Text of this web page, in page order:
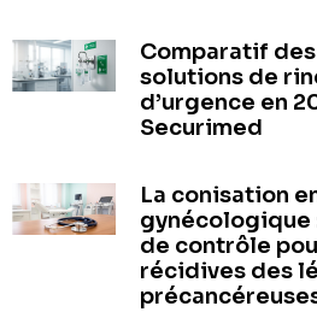
Comparatif
solutions de
d’urgence en
Securimed
La conisation
gynécologique
de contrôle
récidives des